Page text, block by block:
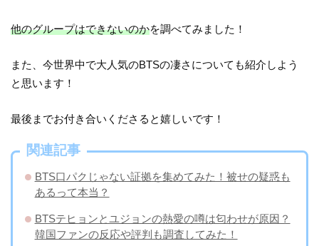
他のグループはできないのかを調べてみました！
また、今世界中で大人気のBTSの凄さについても紹介しよう
と思います！
最後までお付き合いくださると嬉しいです！
関連記事
BTS口パクじゃない証拠を集めてみた！被せの疑惑も
あるって本当？
BTSテヒョンとユジョンの熱愛の噂は匂わせが原因？
韓国ファンの反応や評判も調査してみた！